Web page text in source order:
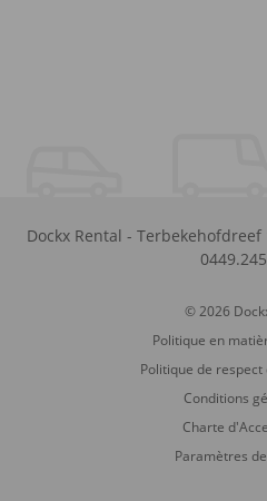
Dockx Rental - Terbekehofdreef
© 2026
Politique en
Politique de
Conditions
Charte
Paramètres